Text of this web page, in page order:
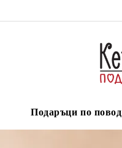
Подаръци по повод